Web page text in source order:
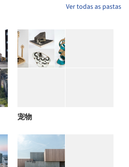
Ver todas as pastas
宠物